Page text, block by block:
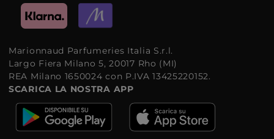
Marionnaud Parfumeries Italia S.r.l.
Largo Fiera Milano 5, 20017 Rho (MI)
REA Milano 1650024 con P.IVA 13425220152.
SCARICA LA NOSTRA APP